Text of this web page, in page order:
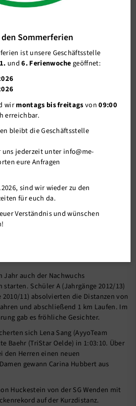
und fröhliche
Mettmann 2025
und fröhliche Gesichter
2025
auch der Nachwuchs
Schüler A (Jahrgänge 2012/13)
2010/11) absolvierten die Distanzen von
und abschließend 1 km Laufen. Im
gab es fröhliche Gesichter.
sich Lena Sang (AyyoTeam
Baehr (TriStar Oelde) in 1:03:10. Über
den Herren einen neuen
gewann Carina Hubbert aus
Huckestein von der SG Wenden mit
auf der Kurzdistanz.
Sommerferien
ist unsere Geschäftsstelle
1. und6. Ferienwochegeöffnet:
wirmontags bis freitagsvon09:00
erreichbar.
bleibt die Geschäftsstelle
jederzeit unter info@me-
eure Anfragen
sind wir wieder zu den
für euch da.
Verständnis und wünschen